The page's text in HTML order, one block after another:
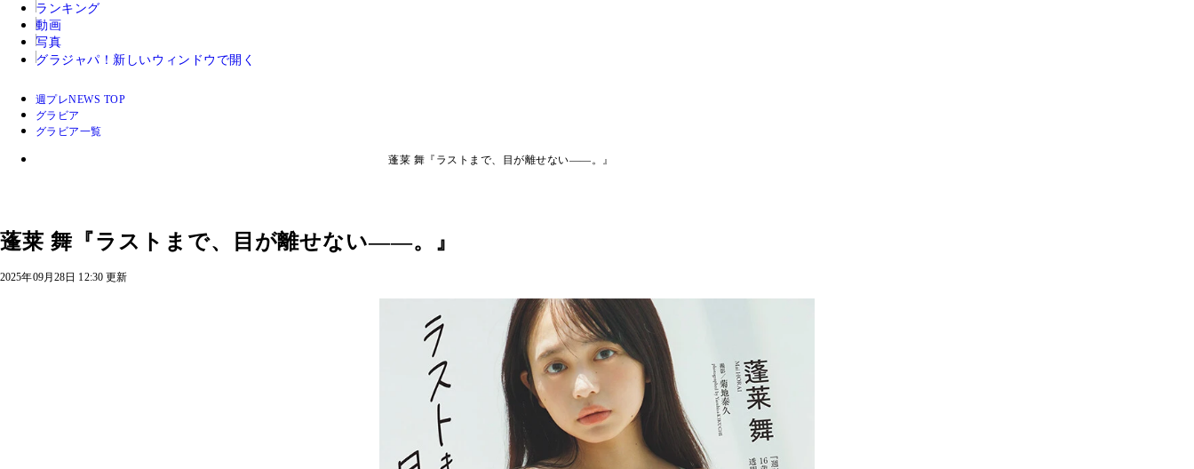
ランキング
動画
写真
グラジャパ！ 新しいウィンドウで開く
週プレNEWS TOP
グラビア
グラビア一覧
蓬莱 舞『ラストまで、目が離せない――。』
蓬莱 舞『ラストまで、目が離せない――。』
2025年09月28日 12:30 更新